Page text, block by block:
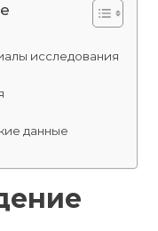
исследования
данные